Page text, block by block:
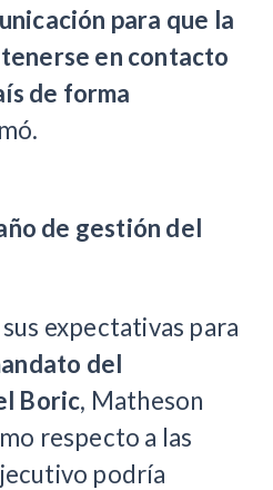
para que la
en contacto
de forma
de gestión del
expectativas para
del
Boric, Matheson
respecto a las
podría